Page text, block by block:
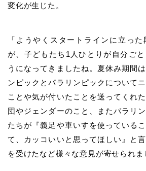
変化が生じた。
「ようやくスタートラインに立っ
が、子どもたち1人ひとりが自分ご
うになってきましたね。夏休み期間
ンピックとパラリンピックについて
ことや気が付いたことを送ってくれ
団やジェンダーのこと、またパラリ
たちが『義足や車いすを使っている
て、カッコいいと思ってほしい』と
を受けたなど様々な意見が寄せられま